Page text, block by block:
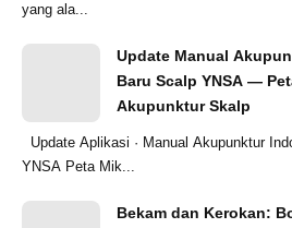
yang ala...
Update Manual
Baru Scalp YNSA —
Akupunktur Skalp
YNSA Peta Mik...
Bekam dan Kerokan: